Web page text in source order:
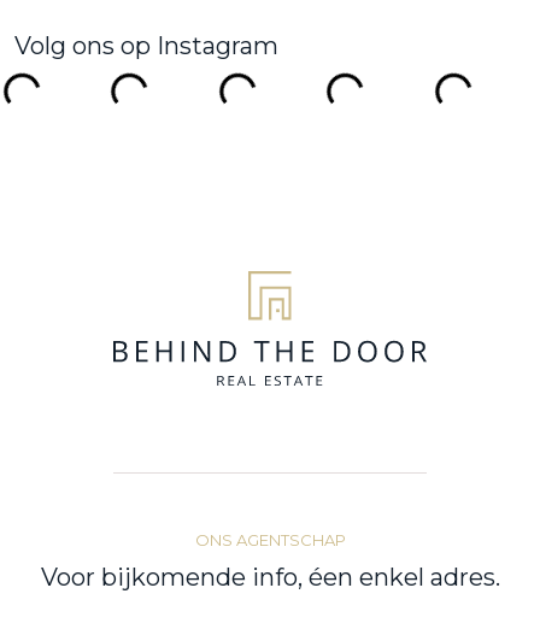
Volg ons op Instagram
ONS AGENTSCHAP
Voor bijkomende info, éen enkel adres.